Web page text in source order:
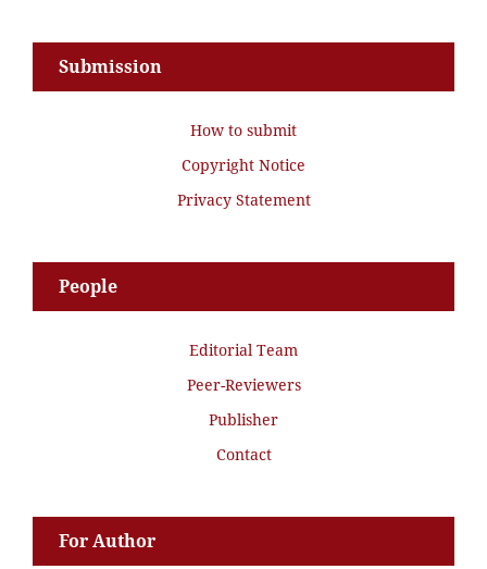
Submission
How to submit
Copyright Notice
Privacy Statement
People
Editorial Team
Peer-Reviewers
Publisher
Contact
For Author